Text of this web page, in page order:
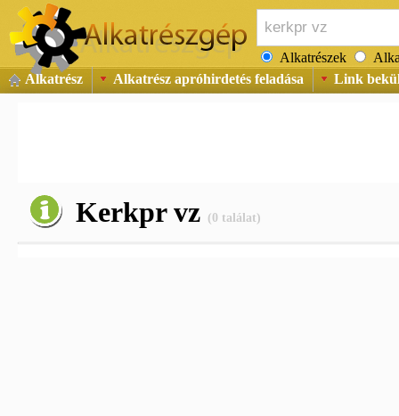
Alkatrészek
Alkatrész
Alkatrész apróhirdetés feladása Link
Kerkpr vz (0 találat)